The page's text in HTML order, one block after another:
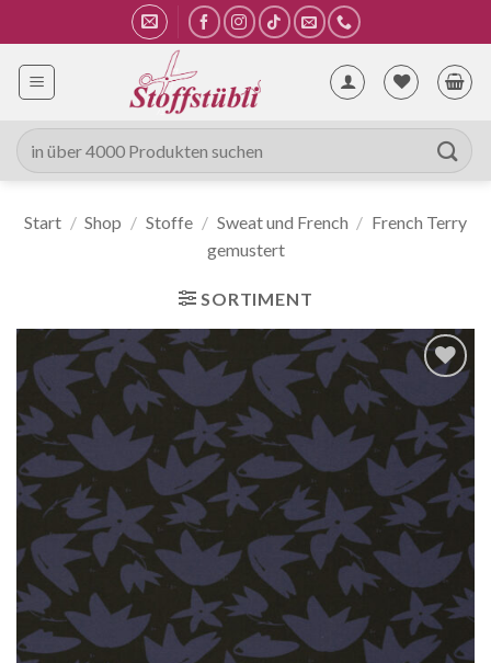
Inhalt
springen
Suche
nach:
Start / Shop / Stoffe / Sweat und French / French Terry
gemustert
SORTIMENT
Auf die
Wunschliste